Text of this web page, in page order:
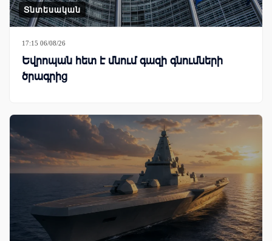
Տնտեսական
17:15 06/08/26
Եվրոպան հետ է մնում գազի գնումների
ծրագրից